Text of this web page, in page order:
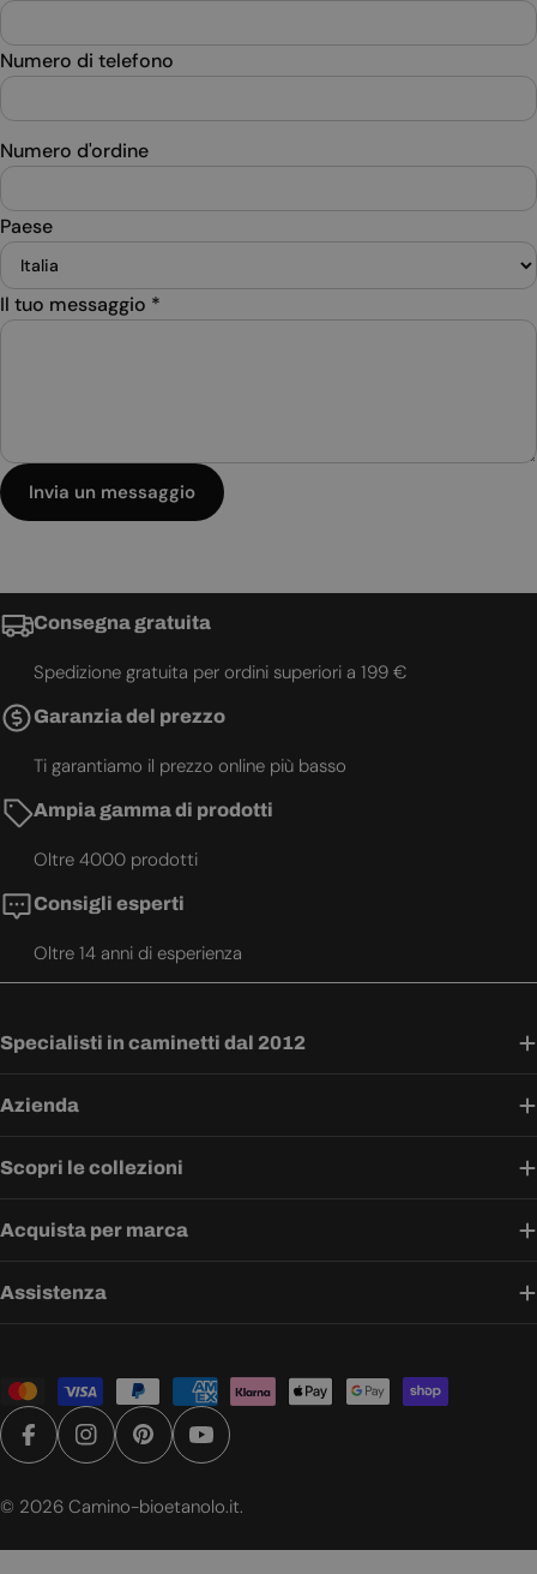
Numero di telefono
Numero d'ordine
Paese
Il tuo messaggio *
Invia un messaggio
Consegna gratuita
Spedizione gratuita per ordini superiori a 199 €
Garanzia del prezzo
Ti garantiamo il prezzo online più basso
Ampia gamma di prodotti
Oltre 4000 prodotti
Consigli esperti
Oltre 14 anni di esperienza
Specialisti in caminetti dal 2012
Azienda
Scopri le collezioni
Acquista per marca
Assistenza
Metodi
di
pagamento
FacebookInstagramPinterestYouTube
© 2026 Camino-bioetanolo.it.